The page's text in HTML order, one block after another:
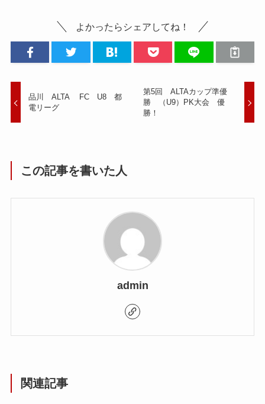
よかったらシェアしてね！
品川 ALTA FC U8 都
電リーグ
第5回 ALTAカップ準優
勝 （U9）PK大会 優
勝！
この記事を書いた人
admin
関連記事